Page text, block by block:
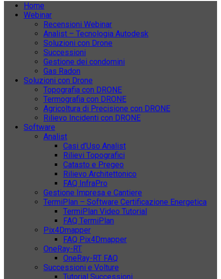
Home
Webinar
Recensioni Webinar
Analist – Tecnologia Autodesk
Soluzioni con Drone
Successioni
Gestione dei condomini
Gas Radon
Soluzioni con Drone
Topografia con DRONE
Termografia con DRONE
Agricoltura di Precisione con DRONE
Rilievo Incidenti con DRONE
Software
Analist
Casi d’Uso Analist
Rilievi Topografici
Catasto e Pregeo
Rilievo Architettonico
FAQ InfraPro
Gestione Impresa e Cantiere
TermiPlan – Software Certificazione Energetica
TermiPlan Video Tutorial
FAQ TermiPlan
Pix4Dmapper
FAQ Pix4Dmapper
OneRay-RT
OneRay-RT FAQ
Successioni e Volture
Tutorial Successioni